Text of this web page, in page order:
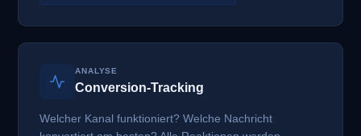
ANALYSE
Conversion-Tracking
Welcher Kanal funktioniert? Welche Nachricht